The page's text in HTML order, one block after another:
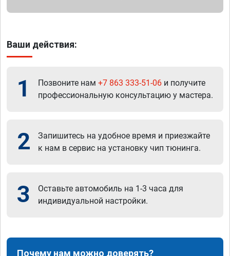
Ваши действия:
1 Позвоните нам +7 863 333-51-06 и получите
профессиональную консультацию у мастера.
2
Запишитесь на удобное время и приезжайте
к нам в сервис на установку чип тюнинга.
3
Оставьте автомобиль на 1-3 часа для
индивидуальной настройки.
Почему нам можно доверять?